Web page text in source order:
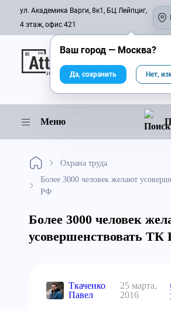
ул. Академика Варги, 8к1, БЦ Лейпциг,
4 этаж, офис 421
Онлайн-журнал
Меню
Охрана труда
Более 3000 человек желают
РФ
Более 3000 человек
усовершенствовать ТК
Ткаченко
Павел
25 марта,
2016
Ваш город — Москва?
Да, сохранить Нет,